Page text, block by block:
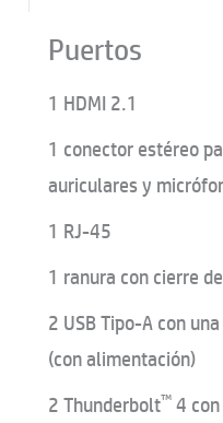
Puertos
1 HDMI 2.1
1 conector estéreo
auriculares y
1 RJ-45
1 ranura con cierre
2 USB Tipo-A con
(con alimentación)
2 Thunderbolt™ 4 con